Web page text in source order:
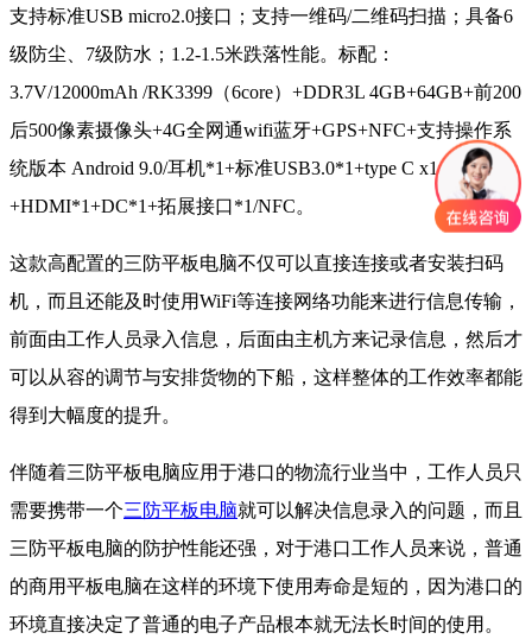
支持标准USB micro2.0接口；支持一维码/二维码扫描；具备6
级防尘、7级防水；1.2-1.5米跌落性能。标配：
3.7V/12000mAh /RK3399（6core）+DDR3L 4GB+64GB+前200
后500像素摄像头+4G全网通wifi蓝牙+GPS+NFC+支持操作系
统版本 Android 9.0/耳机*1+标准USB3.0*1+type C x1+SD卡
+HDMI*1+DC*1+拓展接口*1/NFC。
这款高配置的三防平板电脑不仅可以直接连接或者安装扫码
机，而且还能及时使用WiFi等连接网络功能来进行信息传输，
前面由工作人员录入信息，后面由主机方来记录信息，然后才
可以从容的调节与安排货物的下船，这样整体的工作效率都能
得到大幅度的提升。
伴随着三防平板电脑应用于港口的物流行业当中，工作人员只
需要携带一个三防平板电脑就可以解决信息录入的问题，而且
三防平板电脑的防护性能还强，对于港口工作人员来说，普通
的商用平板电脑在这样的环境下使用寿命是短的，因为港口的
环境直接决定了普通的电子产品根本就无法长时间的使用。